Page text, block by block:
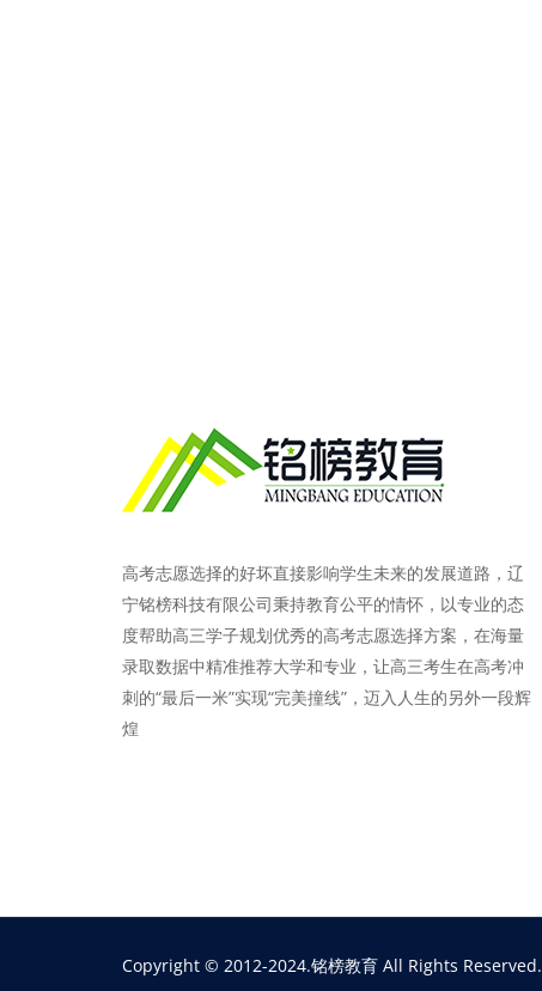
高考志愿选择的好坏直接影响学生未来的发展道路，辽
宁铭榜科技有限公司秉持教育公平的情怀，以专业的态
度帮助高三学子规划优秀的高考志愿选择方案，在海量
录取数据中精准推荐大学和专业，让高三考生在高考冲
刺的“最后一米”实现“完美撞线”，迈入人生的另外一段辉
煌
Copyright © 2012-2024.铭榜教育 All Rights Reserved.